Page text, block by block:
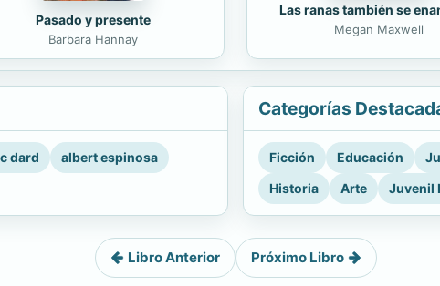
Pasado y presente
Barbara Hannay
Las ranas también se
Megan Maxwell
dard
albert espinosa
Categorías
Ficción Educación
Historia
Arte Juvenil
Libro Anterior Próximo Libro